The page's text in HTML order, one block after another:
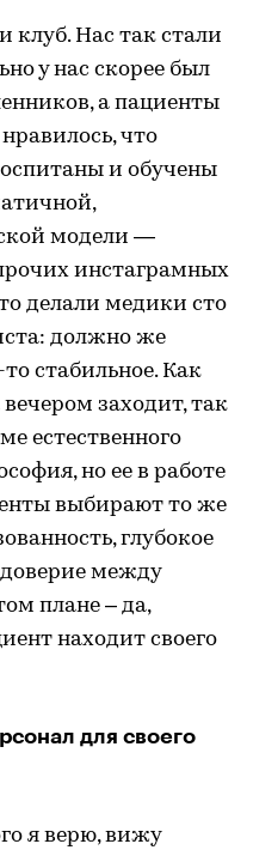
Нас так стали
у нас скорее был
а пациенты
что
и обучены
модели —
инстаграмных
делали медики сто
должно же
стабильное. Как
заходит, так
естественного
но ее в работе
выбирают то же
глубокое
между
плане – да,
находит своего
для своего
я верю, вижу